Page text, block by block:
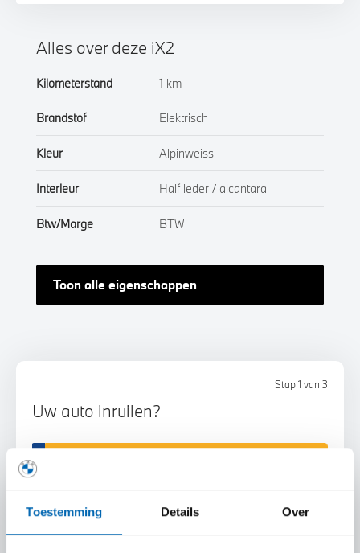
Toestemming Details Over
Stap 1 van 3
Uw auto inruilen?
Alles over deze iX2
Kilometerstand 1 km
Brandstof Elektrisch
Kleur Alpinweiss
Interieur Half leder / alcantara
Btw/Marge BTW
Toon alle eigenschappen